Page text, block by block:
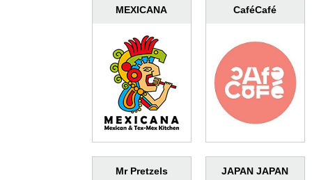
CaféCafé
MEXICANA
JAPAN JAPAN
Mr Pretzels